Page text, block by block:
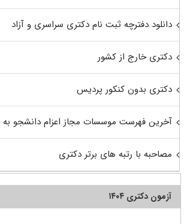
دانلود دفترچه ثبت نام دکتری سراسری و آزاد
دکتری خارج از کشور
دکتری بدون کنکور پردیس
آخرین فهرست موسسات مجاز اعزام دانشجو
مصاحبه با رتبه های برتر دکتری
آزمون دکتری ۱۴۰۴